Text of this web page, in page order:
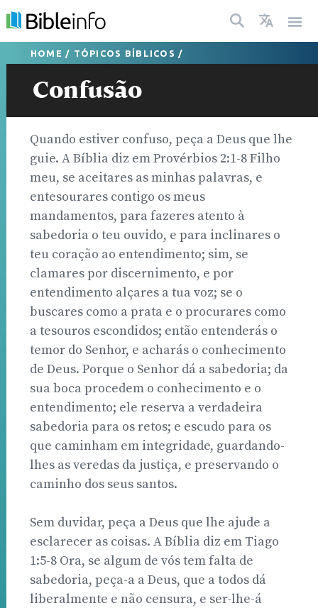
HOME / TÓPICOS BÍBLICOS /
Confusão
Quando estiver confuso, peça a Deus que lhe
guie. A Bíblia diz em Provérbios 2:1-8 Filho
meu, se aceitares as minhas palavras, e
entesourares contigo os meus
mandamentos, para fazeres atento à
sabedoria o teu ouvido, e para inclinares o
teu coração ao entendimento; sim, se
clamares por discernimento, e por
entendimento alçares a tua voz; se o
buscares como a prata e o procurares como
a tesouros escondidos; então entenderás o
temor do Senhor, e acharás o conhecimento
de Deus. Porque o Senhor dá a sabedoria; da
sua boca procedem o conhecimento e o
entendimento; ele reserva a verdadeira
sabedoria para os retos; e escudo para os
que caminham em integridade, guardando-
lhes as veredas da justiça, e preservando o
caminho dos seus santos.
Sem duvidar, peça a Deus que lhe ajude a
esclarecer as coisas. A Bíblia diz em Tiago
1:5-8 Ora, se algum de vós tem falta de
sabedoria, peça-a a Deus, que a todos dá
liberalmente e não censura, e ser-lhe-á